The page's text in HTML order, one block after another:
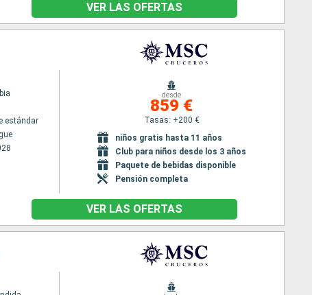
VER LAS OFERTAS
estándar
desde
859 €
Tasas: +200 €
niños gratis hasta 11 años
Club para niños desde los 3 años
Paquete de bebidas disponible
Pensión completa
VER LAS OFERTAS